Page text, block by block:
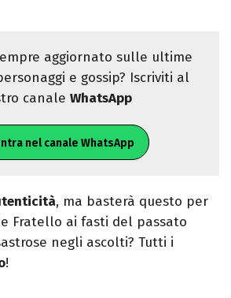
aggiornato sulle ultime
e gossip? Iscriviti al
canale WhatsApp
nel canale WhatsApp
, ma basterà questo per
Fratello ai fasti del passato
negli ascolti? Tutti i
!